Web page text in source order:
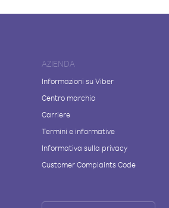
AZIENDA
Informazioni su Viber
Centro marchio
Carriere
Termini e informative
Informativa sulla privacy
Customer Complaints Code